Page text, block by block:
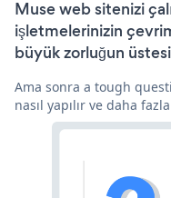
Muse web sitenizi
işletmelerinizin
büyük zorluğun
Ama sonra a tough
nasıl yapılır ve daha